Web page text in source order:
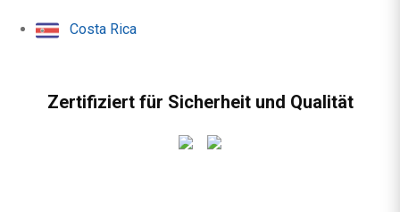
Costa Rica
Zertifiziert für Sicherheit und Qualität